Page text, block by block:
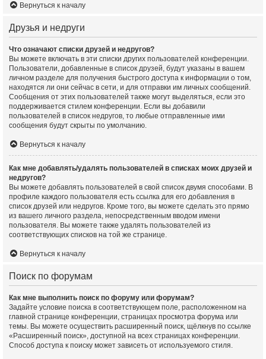
Вернуться к началу
Друзья и недруги
Что означают списки друзей и недругов?
Вы можете включать в эти списки других пользователей конференции.
Пользователи, добавленные в список друзей, будут указаны в вашем
личном разделе для получения быстрого доступа к информации о том,
находятся ли они сейчас в сети, и для отправки им личных сообщений.
Сообщения от этих пользователей также могут выделяться, если это
поддерживается стилем конференции. Если вы добавили
пользователей в список недругов, то любые отправленные ими
сообщения будут скрыты по умолчанию.
Вернуться к началу
Как мне добавлять/удалять пользователей в списках моих друзей и
недругов?
Вы можете добавлять пользователей в свой список двумя способами. В
профиле каждого пользователя есть ссылка для его добавления в
список друзей или недругов. Кроме того, вы можете сделать это прямо
из вашего личного раздела, непосредственным вводом имени
пользователя. Вы можете также удалять пользователей из
соответствующих списков на той же странице.
Вернуться к началу
Поиск по форумам
Как мне выполнить поиск по форуму или форумам?
Задайте условие поиска в соответствующем поле, расположенном на
главной странице конференции, страницах просмотра форума или
темы. Вы можете осуществить расширенный поиск, щёлкнув по ссылке
«Расширенный поиск», доступной на всех страницах конференции.
Способ доступа к поиску может зависеть от используемого стиля.